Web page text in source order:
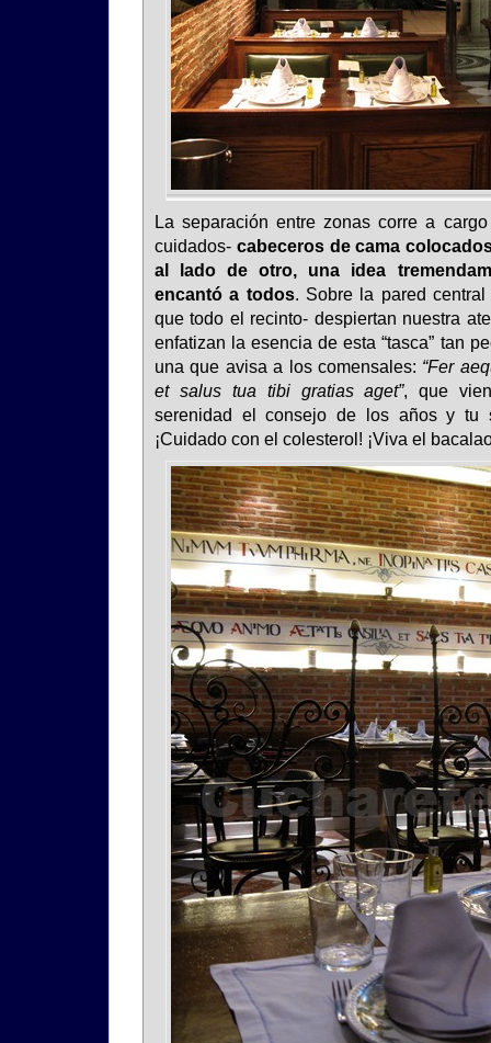
La separación entre zonas corre a
cuidados- cabeceros de cama
al lado de otro, una idea
encantó a todos. Sobre la pared
que todo el recinto- despiertan nuestra
enfatizan la esencia de esta “tasca” tan
una que avisa a los comensales: “Fer
et salus tua tibi gratias aget”, que
serenidad el consejo de los años y tu
¡Cuidado con el colesterol! ¡Viva el